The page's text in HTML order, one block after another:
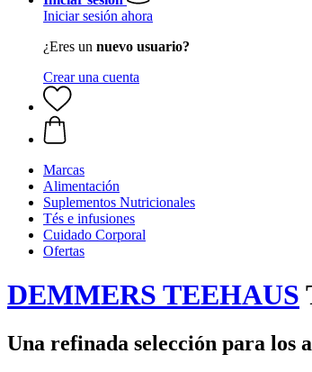
Iniciar sesión ahora
¿Eres un nuevo usuario?
Crear una cuenta
Marcas
Alimentación
Suplementos Nutricionales
Tés e infusiones
Cuidado Corporal
Ofertas
DEMMERS TEEHAUS
Una refinada selección para los